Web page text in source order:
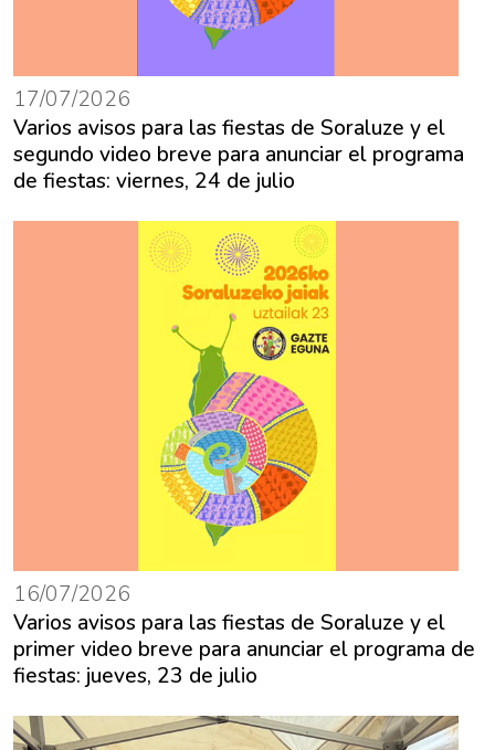
17/07/2026
Varios avisos para las fiestas de Soraluze y el
segundo video breve para anunciar el programa
de fiestas: viernes, 24 de julio
16/07/2026
Varios avisos para las fiestas de Soraluze y el
primer video breve para anunciar el programa de
fiestas: jueves, 23 de julio